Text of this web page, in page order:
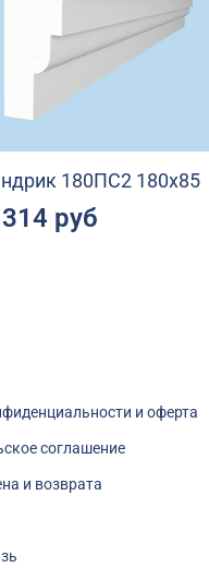
180ПС2 180х85
314 руб
и оферта
соглашение
и возврата